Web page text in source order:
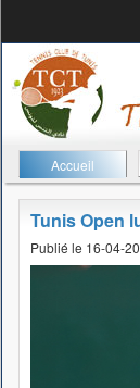
Accueil
Tunis Open
Publié le 16-04-